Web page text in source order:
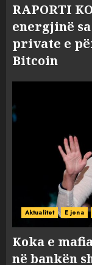
RAPORTI
energjinë
private e
Bitcoin
Aktualitet E jona
Koka e
në bankën